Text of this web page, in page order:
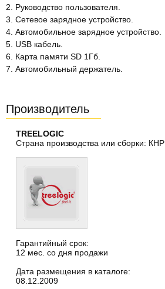
2. Руководство пользователя.
3. Сетевое зарядное устройство.
4. Автомобильное зарядное устройство.
5. USB кабель.
6. Карта памяти SD 1Гб.
7. Автомобильный держатель.
Производитель
TREELOGIC
Страна производства или сборки: КНР
Гарантийный срок:
12 мес. со дня продажи
Дата размещения в каталоге:
08.12.2009